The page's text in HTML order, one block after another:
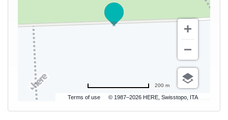
Terms of use © 1987–2026 HERE, Swisstopo, ITA
200 m